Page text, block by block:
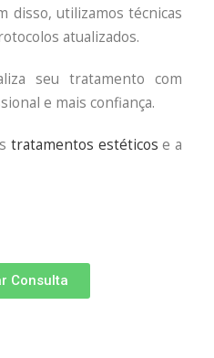
disso, utilizamos técnicas
atualizados.
seu tratamento com
e mais confiança.
tratamentos estéticos e a
Consulta